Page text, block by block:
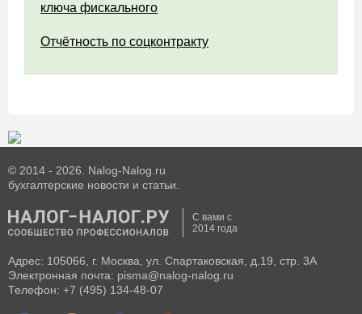
ключа фискального
Отчётность по соцконтракту
© 2014 - 2026. Nalog-Nalog.ru
бухгалтерские новости и статьи.
С вами с
2014 года
Адрес: 105066, г. Москва, ул. Спартаковская, д.19, стр. 3А
Электронная почта: pisma@nalog-nalog.ru
Телефон: +7 (495) 134-48-07